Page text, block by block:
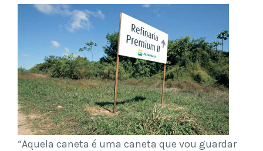
“Aquela caneta é uma caneta que vou guardar